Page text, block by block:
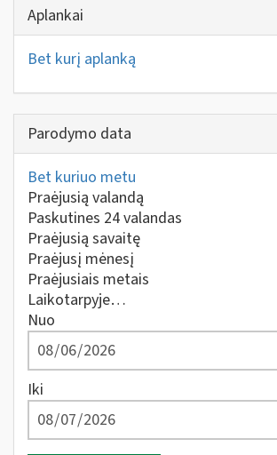
Aplankai
Bet kurį aplanką
Parodymo data
Bet kuriuo metu
Praėjusią valandą
Paskutines 24 valandas
Praėjusią savaitę
Praėjusį mėnesį
Praėjusiais metais
Laikotarpyje…
Nuo
Iki